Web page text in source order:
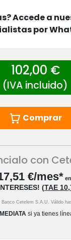
Accede a
por
102,00 €
(IVA incluido)
Comprar
con
€/mes* en
(TAE
Banco Cetelem S.A.U. Válido
si ya tienes